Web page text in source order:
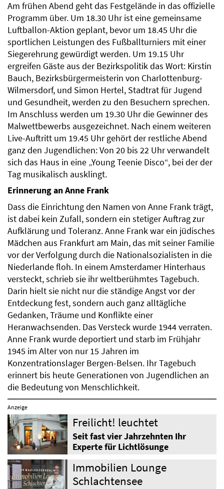
Am frühen Abend geht das Festgelände in das offizielle
Programm über. Um 18.30 Uhr ist eine gemeinsame
Luftballon-Aktion geplant, bevor um 18.45 Uhr die
sportlichen Leistungen des Fußballturniers mit einer
Siegerehrung gewürdigt werden. Um 19.15 Uhr
ergreifen Gäste aus der Bezirkspolitik das Wort: Kirstin
Bauch, Bezirksbürgermeisterin von Charlottenburg-
Wilmersdorf, und Simon Hertel, Stadtrat für Jugend
und Gesundheit, werden zu den Besuchern sprechen.
Im Anschluss werden um 19.30 Uhr die Gewinner des
Malwettbewerbs ausgezeichnet. Nach einem weiteren
Live-Auftritt um 19.45 Uhr gehört der restliche Abend
ganz den Jugendlichen: Von 20 bis 22 Uhr verwandelt
sich das Haus in eine „Young Teenie Disco“, bei der der
Tag musikalisch ausklingt.
Erinnerung an Anne Frank
Dass die Einrichtung den Namen von Anne Frank trägt,
ist dabei kein Zufall, sondern ein stetiger Auftrag zur
Aufklärung und Toleranz. Anne Frank war ein jüdisches
Mädchen aus Frankfurt am Main, das mit seiner Familie
vor der Verfolgung durch die Nationalsozialisten in die
Niederlande floh. In einem Amsterdamer Hinterhaus
versteckt, schrieb sie ihr weltberühmtes Tagebuch.
Darin hielt sie nicht nur die ständige Angst vor der
Entdeckung fest, sondern auch ganz alltägliche
Gedanken, Träume und Konflikte einer
Heranwachsenden. Das Versteck wurde 1944 verraten.
Anne Frank wurde deportiert und starb im Frühjahr
1945 im Alter von nur 15 Jahren im
Konzentrationslager Bergen-Belsen. Ihr Tagebuch
erinnert bis heute Generationen von Jugendlichen an
die Bedeutung von Menschlichkeit.
Anzeige
Freilicht! leuchtet
Seit fast vier Jahrzehnten Ihr
Experte für Lichtlösunge
Immobilien Lounge
Schlachtensee